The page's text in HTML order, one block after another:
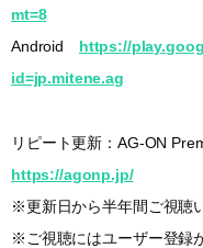
mt=8
Android https://
id=jp.mitene.ag
リピート更新：AG-ON
https://agonp.jp/
※更新日から半年間ご視聴
※ご視聴にはユーザー登録